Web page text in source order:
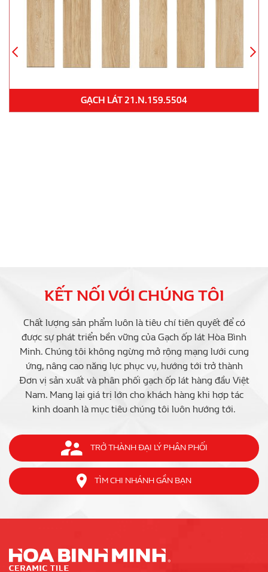
GẠCH LÁT 21.N.159.5504
KẾT NỐI VỚI CHÚNG TÔI
Chất lượng sản phẩm luôn là tiêu chí tiên quyết để có
được sự phát triển bền vững của Gạch ốp lát Hòa Bình
Minh. Chúng tôi không ngừng mở rộng mạng lưới cung
ứng, nâng cao năng lực phục vụ, hướng tới trở thành
Đơn vị sản xuất và phân phối gạch ốp lát hàng đầu Việt
Nam. Mang lại giá trị lớn cho khách hàng khi hợp tác
kinh doanh là mục tiêu chúng tôi luôn hướng tới.
TRỞ THÀNH ĐẠI LÝ PHÂN PHỐI
TÌM CHI NHÁNH GẦN BẠN